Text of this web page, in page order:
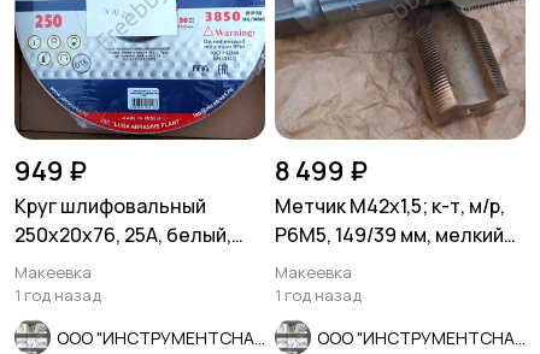
949 ₽
Круг шлифовальный
250х20х76, 25А, белый,
Р90, К 6 V 50, мелкое
зерно.
Макеевка
1 год назад
8 499 ₽
Метчик М42х1,5; к-т, м/р,
Р6М5, 149/39 мм, мелкий
шаг, булатир, СССР.
Макеевка
1 год назад